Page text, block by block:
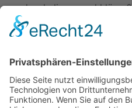
zu deeskalieren und klären?
Kitas
Übersicht